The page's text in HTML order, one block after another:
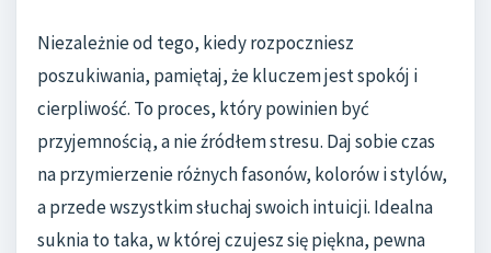
Niezależnie od tego, kiedy rozpoczniesz
poszukiwania, pamiętaj, że kluczem jest spokój i
cierpliwość. To proces, który powinien być
przyjemnością, a nie źródłem stresu. Daj sobie czas
na przymierzenie różnych fasonów, kolorów i stylów,
a przede wszystkim słuchaj swoich intuicji. Idealna
suknia to taka, w której czujesz się piękna, pewna